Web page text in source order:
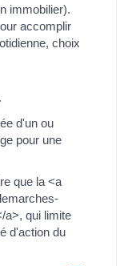
immobilier).
accomplir
choix
d'un ou
pour une
que la <a
a>, qui limite
d'action du